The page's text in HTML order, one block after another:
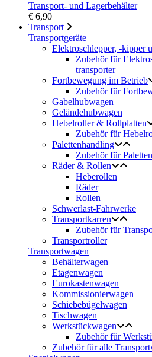
Transport- und Lagerbehälter
€ 6,90
Transport
Transportgeräte
Elektroschlepper, -kipper
Zubehör für
transporter
Fortbewegung im Betrieb
Zubehör für
Gabelhubwagen
Geländehubwagen
Hebelroller & Rollplatten
Zubehör für
Palettenhandling
Zubehör für
Räder & Rollen
Heberollen
Räder
Rollen
Schwerlast-Fahrwerke
Transportkarren
Zubehör für
Transportroller
Transportwagen
Behälterwagen
Etagenwagen
Eurokastenwagen
Kommissionierwagen
Schiebebügelwagen
Tischwagen
Werkstückwagen
Zubehör für
Zubehör für alle